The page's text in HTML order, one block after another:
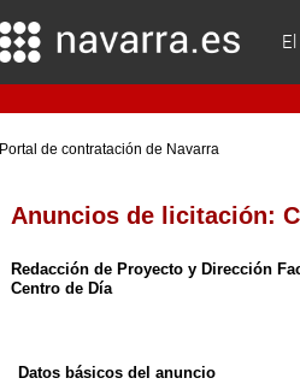
Portal de contratación de Navarra
Anuncios de licitación:
Redacción de Proyecto y Dirección
Centro de Día
Datos básicos del anuncio